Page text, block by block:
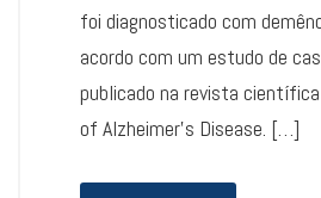
foi diagnosticado com
acordo com um estudo de
publicado na revista
of Alzheimer’s Disease. […]